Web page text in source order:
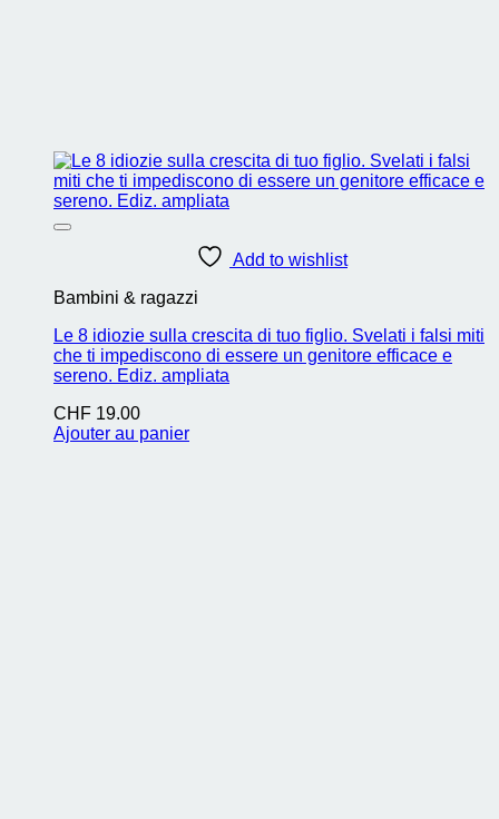
Add to wishlist
Bambini & ragazzi
Le 8 idiozie sulla crescita di tuo figlio. Svelati i falsi miti
che ti impediscono di essere un genitore efficace e
sereno. Ediz. ampliata
CHF 19.00
Ajouter au panier